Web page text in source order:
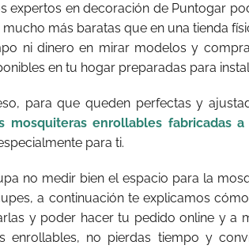
expertos en decoración de Puntogar
más baratas que en una tienda
ni dinero en mirar modelos y
en tu hogar preparadas para
para que queden perfectas y
mosquiteras enrollables fabricadas a
para ti.
no medir bien el espacio para la
a continuación te explicamos
y poder hacer tu pedido online y a
enrollables, no pierdas tiempo y